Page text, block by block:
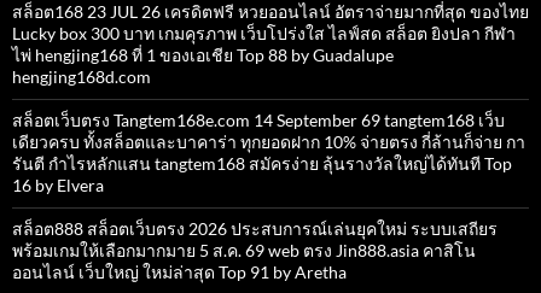
สล็อต168 23 JUL 26 เครดิตฟรี หวยออนไลน์ อัตราจ่ายมากที่สุด ของไทย
Lucky box 300 บาท เกมคุรภาพ เว็บโปร่งใส ไลฟ์สด สล็อต ยิงปลา กีฬา
ไพ่ hengjing168 ที่ 1 ของเอเชีย Top 88 by Guadalupe
hengjing168d.com
สล็อตเว็บตรง Tangtem168e.com 14 September 69 tangtem168 เว็บ
เดียวครบ ทั้งสล็อตและบาคาร่า ทุกยอดฝาก 10% จ่ายตรง กี่ล้านก็จ่าย กา
รันตี กำไรหลักแสน tangtem168 สมัครง่าย ลุ้นรางวัลใหญ่ได้ทันที Top
16 by Elvera
สล็อต888 สล็อตเว็บตรง 2026 ประสบการณ์เล่นยุคใหม่ ระบบเสถียร
พร้อมเกมให้เลือกมากมาย 5 ส.ค. 69 web ตรง Jin888.asia คาสิโน
ออนไลน์ เว็บใหญ่ ใหม่ล่าสุด Top 91 by Aretha